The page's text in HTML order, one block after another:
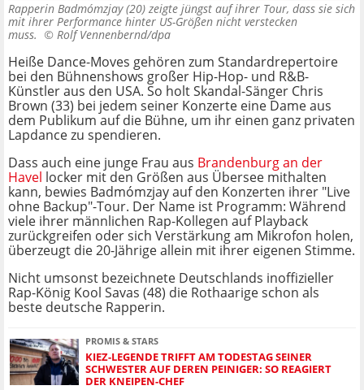
Rapperin Badmómzjay (20) zeigte jüngst auf ihrer Tour, dass sie sich
mit ihrer Performance hinter US-Größen nicht verstecken
muss. © Rolf Vennenbernd/dpa
Heiße Dance-Moves gehören zum Standardrepertoire
bei den Bühnenshows großer Hip-Hop- und R&B-
Künstler aus den USA. So holt Skandal-Sänger Chris
Brown (33) bei jedem seiner Konzerte eine Dame aus
dem Publikum auf die Bühne, um ihr einen ganz privaten
Lapdance zu spendieren.
Dass auch eine junge Frau aus Brandenburg an der
Havel locker mit den Größen aus Übersee mithalten
kann, bewies Badmómzjay auf den Konzerten ihrer "Live
ohne Backup"-Tour. Der Name ist Programm: Während
viele ihrer männlichen Rap-Kollegen auf Playback
zurückgreifen oder sich Verstärkung am Mikrofon holen,
überzeugt die 20-Jährige allein mit ihrer eigenen Stimme.
Nicht umsonst bezeichnete Deutschlands inoffizieller
Rap-König Kool Savas (48) die Rothaarige schon als
beste deutsche Rapperin.
PROMIS & STARS
KIEZ-LEGENDE TRIFFT AM TODESTAG SEINER
SCHWESTER AUF DEREN PEINIGER: SO REAGIERT
DER KNEIPEN-CHEF